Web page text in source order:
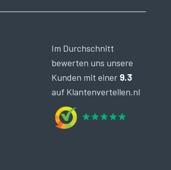
Im Durchschnitt
bewerten uns unsere
Kunden mit einer 9.3
auf Klantenvertellen.nl